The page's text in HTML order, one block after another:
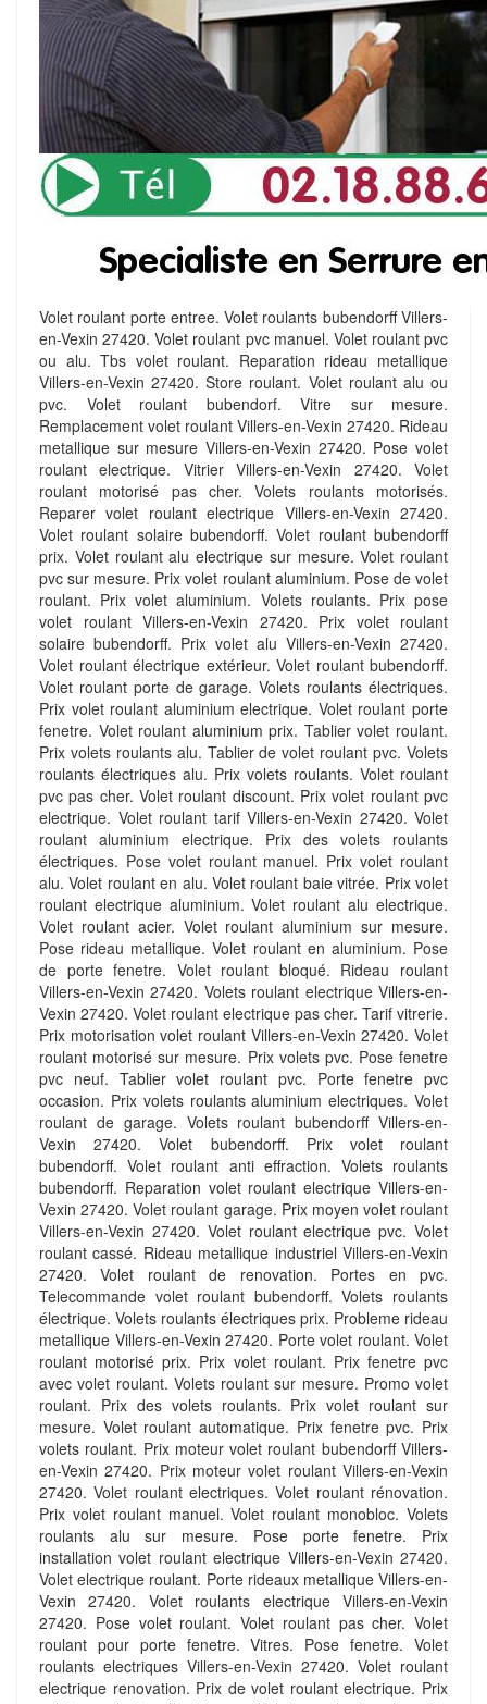
Volet roulant porte entree. Volet roulants bubendorff Villers-
en-Vexin 27420. Volet roulant pvc manuel. Volet roulant pvc
ou alu. Tbs volet roulant. Reparation rideau metallique
Villers-en-Vexin 27420. Store roulant. Volet roulant alu ou
pvc. Volet roulant bubendorf. Vitre sur mesure.
Remplacement volet roulant Villers-en-Vexin 27420. Rideau
metallique sur mesure Villers-en-Vexin 27420. Pose volet
roulant electrique. Vitrier Villers-en-Vexin 27420. Volet
roulant motorisé pas cher. Volets roulants motorisés.
Reparer volet roulant electrique Villers-en-Vexin 27420.
Volet roulant solaire bubendorff. Volet roulant bubendorff
prix. Volet roulant alu electrique sur mesure. Volet roulant
pvc sur mesure. Prix volet roulant aluminium. Pose de volet
roulant. Prix volet aluminium. Volets roulants. Prix pose
volet roulant Villers-en-Vexin 27420. Prix volet roulant
solaire bubendorff. Prix volet alu Villers-en-Vexin 27420.
Volet roulant électrique extérieur. Volet roulant bubendorff.
Volet roulant porte de garage. Volets roulants électriques.
Prix volet roulant aluminium electrique. Volet roulant porte
fenetre. Volet roulant aluminium prix. Tablier volet roulant.
Prix volets roulants alu. Tablier de volet roulant pvc. Volets
roulants électriques alu. Prix volets roulants. Volet roulant
pvc pas cher. Volet roulant discount. Prix volet roulant pvc
electrique. Volet roulant tarif Villers-en-Vexin 27420. Volet
roulant aluminium electrique. Prix des volets roulants
électriques. Pose volet roulant manuel. Prix volet roulant
alu. Volet roulant en alu. Volet roulant baie vitrée. Prix volet
roulant electrique aluminium. Volet roulant alu electrique.
Volet roulant acier. Volet roulant aluminium sur mesure.
Pose rideau metallique. Volet roulant en aluminium. Pose
de porte fenetre. Volet roulant bloqué. Rideau roulant
Villers-en-Vexin 27420. Volets roulant electrique Villers-en-
Vexin 27420. Volet roulant electrique pas cher. Tarif vitrerie.
Prix motorisation volet roulant Villers-en-Vexin 27420. Volet
roulant motorisé sur mesure. Prix volets pvc. Pose fenetre
pvc neuf. Tablier volet roulant pvc. Porte fenetre pvc
occasion. Prix volets roulants aluminium electriques. Volet
roulant de garage. Volets roulant bubendorff Villers-en-
Vexin 27420. Volet bubendorff. Prix volet roulant
bubendorff. Volet roulant anti effraction. Volets roulants
bubendorff. Reparation volet roulant electrique Villers-en-
Vexin 27420. Volet roulant garage. Prix moyen volet roulant
Villers-en-Vexin 27420. Volet roulant electrique pvc. Volet
roulant cassé. Rideau metallique industriel Villers-en-Vexin
27420. Volet roulant de renovation. Portes en pvc.
Telecommande volet roulant bubendorff. Volets roulants
électrique. Volets roulants électriques prix. Probleme rideau
metallique Villers-en-Vexin 27420. Porte volet roulant. Volet
roulant motorisé prix. Prix volet roulant. Prix fenetre pvc
avec volet roulant. Volets roulant sur mesure. Promo volet
roulant. Prix des volets roulants. Prix volet roulant sur
mesure. Volet roulant automatique. Prix fenetre pvc. Prix
volets roulant. Prix moteur volet roulant bubendorff Villers-
en-Vexin 27420. Prix moteur volet roulant Villers-en-Vexin
27420. Volet roulant electriques. Volet roulant rénovation.
Prix volet roulant manuel. Volet roulant monobloc. Volets
roulants alu sur mesure. Pose porte fenetre. Prix
installation volet roulant electrique Villers-en-Vexin 27420.
Volet electrique roulant. Porte rideaux metallique Villers-en-
Vexin 27420. Volet roulants electrique Villers-en-Vexin
27420. Pose volet roulant. Volet roulant pas cher. Volet
roulant pour porte fenetre. Vitres. Pose fenetre. Volet
roulants electriques Villers-en-Vexin 27420. Volet roulant
electrique renovation. Prix de volet roulant electrique. Prix